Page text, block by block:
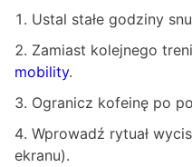
Ustal stałe godziny
Zamiast kolejnego
mobility.
Ogranicz kofeinę po
Wprowadź rytuał
ekranu).